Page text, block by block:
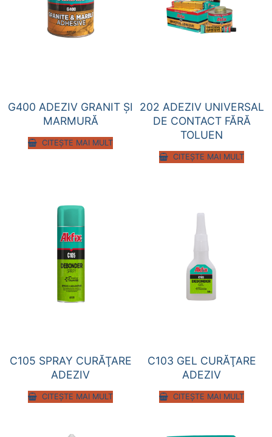
G400 ADEZIV GRANIT ŞI
MARMURĂ
CITEȘTE MAI MULT
202 ADEZIV UNIVERSAL
DE CONTACT FĂRĂ
TOLUEN
CITEȘTE MAI MULT
C105 SPRAY CURĂŢARE
ADEZIV
CITEȘTE MAI MULT
C103 GEL CURĂŢARE
ADEZIV
CITEȘTE MAI MULT